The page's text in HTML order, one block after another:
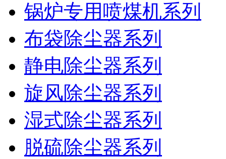
锅炉专用喷煤机系列
布袋除尘器系列
静电除尘器系列
旋风除尘器系列
湿式除尘器系列
脱硫除尘器系列